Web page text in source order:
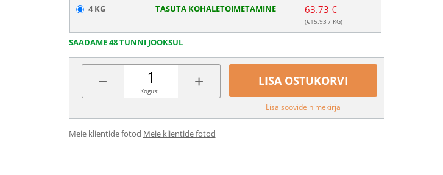
4 KG TASUTA KOHALETOIMETAMINE 63.73 €
(€15.93 / KG)
SAADAME 48 TUNNI JOOKSUL
− +
Kogus:
LISA OSTUKORVI
Lisa soovide nimekirja
Meie klientide fotod Meie klientide fotod